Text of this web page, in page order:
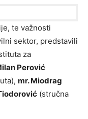
te važnosti
sektor, predstavili
za
Perović
mr. Miodrag
(stručna